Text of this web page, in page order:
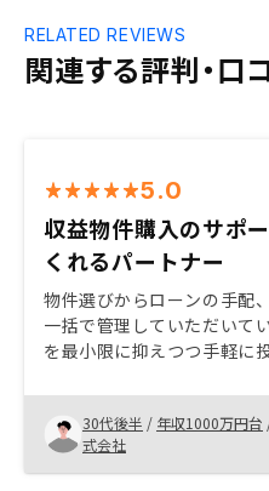
関連する評判・口
RELATED REVIEWS
5.0
収益物件購入のサポ
くれるパートナー
物件選びからローンの手配
一括で管理していただいて
を最小限に抑えつつ手軽に
決め手 これまで付き合っ
あり物件を平気で紹介する
りましたが、Renosyはそ
摯に対応してくれていると
後も引き続きRenosyで購
30代後半 / 年収1000万円台
式会社